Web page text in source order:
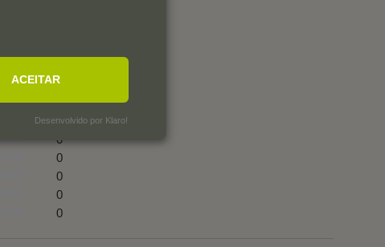
0
0
0
0
0
ACEITAR
Desenvolvido por Klaro!